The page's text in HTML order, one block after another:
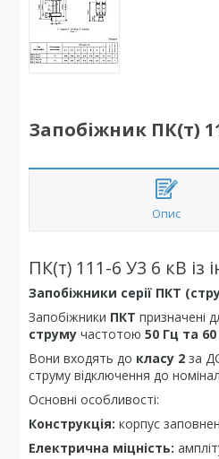
Запобіжник ПК(т)
Опис
ПК(т) 111-6 У3 6 кВ
Запобіжники серії ПКТ
Запобіжники ПКТ призначені
струму частотою 50 Гц та
Вони входять до класу 2 за
струму відключення до
Основні особливості:
Конструкція: корпус
Електрична міцність: